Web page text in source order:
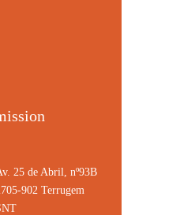
25 de Abril, nº93B
902 Terrugem